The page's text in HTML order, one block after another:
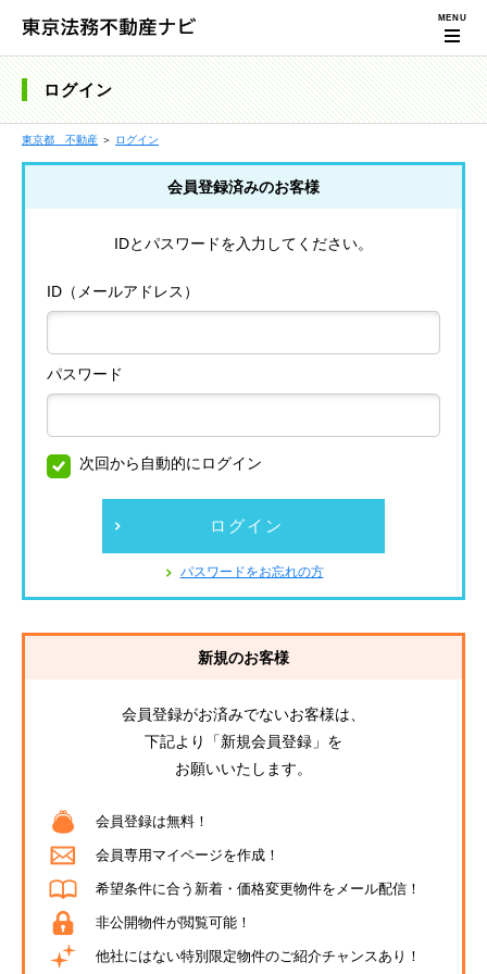
ログイン
東京都 不動産 ＞ ログイン
会員登録済みのお客様
IDとパスワードを入力してください。
ID（メールアドレス）
パスワード
次回から自動的にログイン
ログイン
パスワードをお忘れの方
新規のお客様
会員登録がお済みでないお客様は、
下記より「新規会員登録」を
お願いいたします。
会員登録は無料！
会員専用マイページを作成！
希望条件に合う新着・価格変更物件をメール配信！
非公開物件が閲覧可能！
他社にはない特別限定物件のご紹介チャンスあり！